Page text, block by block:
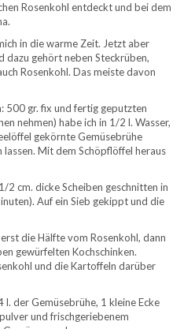
Rosenkohl entdeckt und bei dem
in die warme Zeit. Jetzt aber
dazu gehört neben Steckrüben,
Rosenkohl. Das meiste davon
500 gr. fix und fertig geputzten
nehmen) habe ich in 1/2 l. Wasser,
gekörnte Gemüsebrühe
Mit dem Schöpflöffel heraus
2 cm. dicke Scheiben geschnitten in
Auf ein Sieb gekippt und die
die Hälfte vom Rosenkohl, dann
gewürfelten Kochschinken.
und die Kartoffeln darüber
l. der Gemüsebrühe, 1 kleine Ecke
und frischgeriebenem